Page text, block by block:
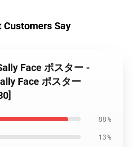
Customers Say
Face ポスター -
Face ポスター
88%
13%